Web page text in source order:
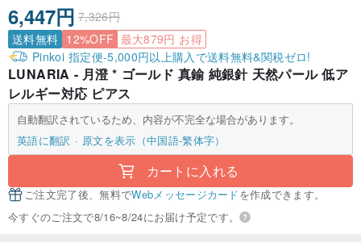
6,447円 7,326円
送料無料 12%OFF 最大879円 お得
Pinkoi 指定便-5,000円以上購入で送料無料&関税ゼロ!
LUNARIA - 月澄 * ゴールド 真鍮 純銀針 天然パール 低ア
レルギー対応 ピアス
自動翻訳されているため、内容が不完全な場合があります。
英語に翻訳
原文を表示（中国語-繁体字）
カートに入れる
ご注文完了後、無料でWebメッセージカードを作成できます。
今すぐのご注文で8/16~8/24にお届け予定です。